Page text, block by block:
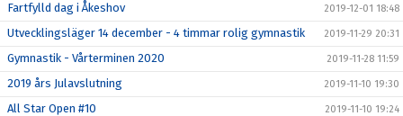
Fartfylld dag i Åkeshov 2019-12-01 18:48
Utvecklingsläger 14 december - 4 timmar rolig gymnastik 2019-11-29 20:31
Gymnastik - Vårterminen 2020 2019-11-28 11:59
2019 års Julavslutning 2019-11-10 19:30
All Star Open #10 2019-11-10 19:24